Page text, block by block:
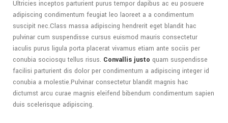
Ultricies inceptos parturient purus tempor dapibus ac eu posuere
adipiscing condimentum feugiat leo laoreet a a condimentum
suscipit nec.Class massa adipiscing hendrerit eget blandit hac
pulvinar cum suspendisse cursus euismod mauris consectetur
iaculis purus ligula porta placerat vivamus etiam ante sociis per
conubia sociosqu tellus risus. Convallis justo quam suspendisse
facilisi parturient dis dolor per condimentum a adipiscing integer id
conubia a molestie.Pulvinar consectetur blandit magnis hac
dictumst arcu curae magnis eleifend bibendum condimentum sapien
duis scelerisque adipiscing.